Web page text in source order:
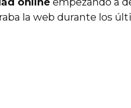
la web durante los